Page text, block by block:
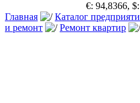
€: 94,8366,
Главная
Каталог
и ремонт
Ремонт квартир